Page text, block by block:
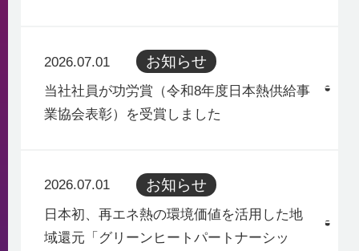
2026.07.01 お知らせ
当社社員が功労賞（令和8年度日本熱供給事
業協会表彰）を受賞しました
2026.07.01 お知らせ
日本初、再エネ熱の環境価値を活用した地
域還元「グリーンヒートパートナーシッ